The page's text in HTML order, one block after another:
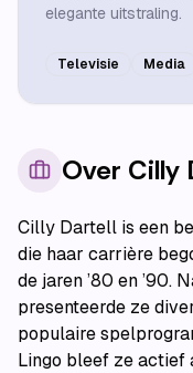
elegante uitstraling.
Televisie Media
Over Cilly
Cilly Dartell is een
die haar carrière
de jaren ’80 en ’90.
presenteerde ze
populaire
Lingo bleef ze actief